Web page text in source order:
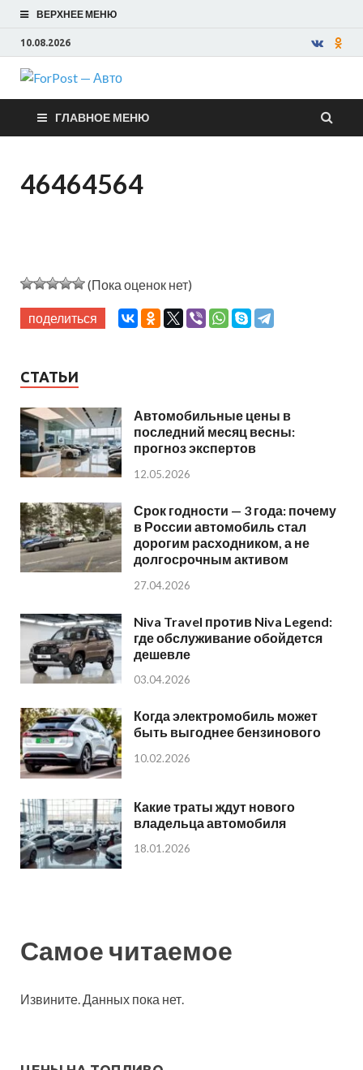
ВЕРХНЕЕ МЕНЮ
10.08.2026
ForPost —
Авто
ГЛАВНОЕ МЕНЮ
46464564
(Пока оценок нет)
поделиться
СТАТЬИ
Автомобильные цены в
последний месяц весны:
прогноз экспертов
12.05.2026
Срок годности — 3 года: почему
в России автомобиль стал
дорогим расходником, а не
долгосрочным активом
27.04.2026
Niva Travel против Niva Legend:
где обслуживание обойдется
дешевле
03.04.2026
Когда электромобиль может
быть выгоднее бензинового
10.02.2026
Какие траты ждут нового
владельца автомобиля
18.01.2026
Самое читаемое
Извините. Данных пока нет.